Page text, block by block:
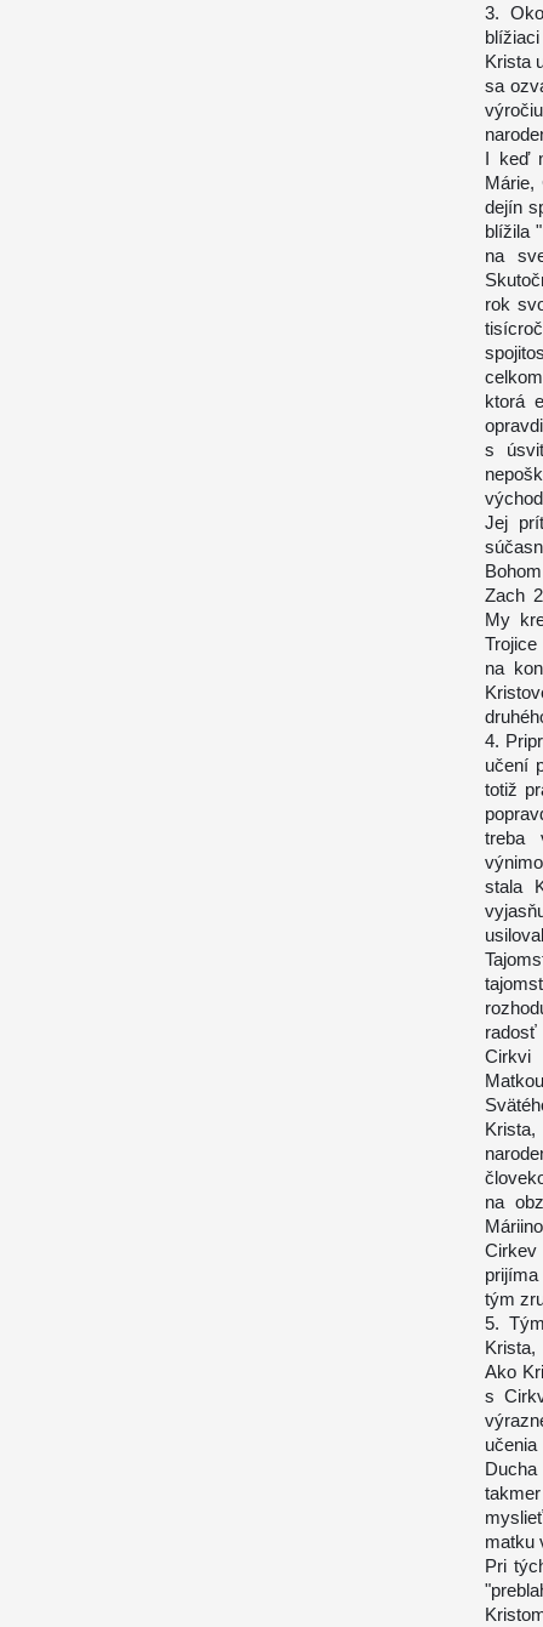
3.
Krista
sa
I keď
Márie,
dejín
blížila
na
rok
ktorá
s
Jej
Zach
My
na
4.
učení
totiž
treba
stala
radosť
Cirkvi
na
tým
5.
Ako
s
matku
Pri